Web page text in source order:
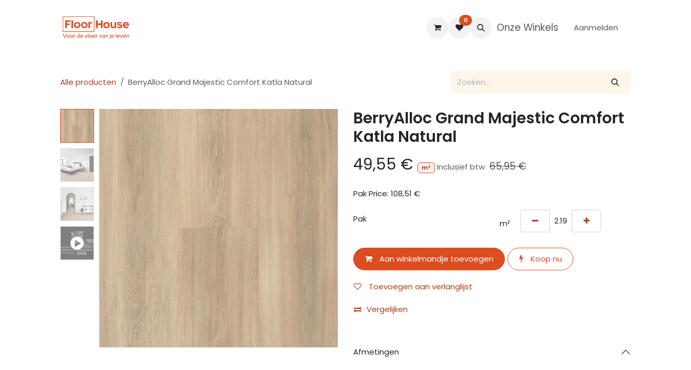
Blogs
0
Onze Winkels Aanmelden
Alle producten BerryAlloc Grand Majestic Comfort Katla Natural
BerryAlloc Grand Majestic Comfort
Katla Natural
49,55 € m² Inclusief btw 65,95€
Pak Price: 108,51 €
Pak m²
Aan winkelmandje toevoegen Koop nu
Toevoegen aan verlanglijst
Vergelijken
Afmetingen